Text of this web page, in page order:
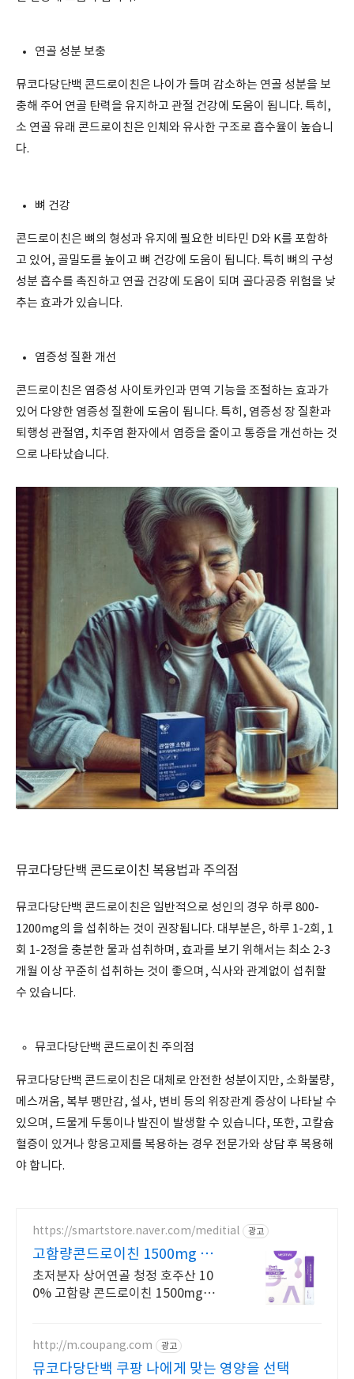
연골 성분 보충
뮤코다당단백 콘드로이친은 나이가 들며 감소하는 연골 성분을 보
충해 주어 연골 탄력을 유지하고 관절 건강에 도움이 됩니다. 특히,
소 연골 유래 콘드로이친은 인체와 유사한 구조로 흡수율이 높습니
다.
뼈 건강
콘드로이친은 뼈의 형성과 유지에 필요한 비타민 D와 K를 포함하
고 있어, 골밀도를 높이고 뼈 건강에 도움이 됩니다. 특히 뼈의 구성
성분 흡수를 촉진하고 연골 건강에 도움이 되며 골다공증 위험을 낮
추는 효과가 있습니다.
염증성 질환 개선
콘드로이친은 염증성 사이토카인과 면역 기능을 조절하는 효과가
있어 다양한 염증성 질환에 도움이 됩니다. 특히, 염증성 장 질환과
퇴행성 관절염, 치주염 환자에서 염증을 줄이고 통증을 개선하는 것
으로 나타났습니다.
뮤코다당단백 콘드로이친 복용법과 주의점
뮤코다당단백 콘드로이친은 일반적으로 성인의 경우 하루 800-
1200mg의 을 섭취하는 것이 권장됩니다. 대부분은, 하루 1-2회, 1
회 1-2정을 충분한 물과 섭취하며, 효과를 보기 위해서는 최소 2-3
개월 이상 꾸준히 섭취하는 것이 좋으며, 식사와 관계없이 섭취할
수 있습니다.
뮤코다당단백 콘드로이친 주의점
뮤코다당단백 콘드로이친은 대체로 안전한 성분이지만, 소화불량,
메스꺼움, 복부 팽만감, 설사, 변비 등의 위장관계 증상이 나타날 수
있으며, 드물게 두통이나 발진이 발생할 수 있습니다, 또한, 고칼슘
혈증이 있거나 항응고제를 복용하는 경우 전문가와 상담 후 복용해
야 합니다.
https://smartstore.naver.com/meditial 광고
고함량콘드로이친 1500mg 편안
한 목넘김, 식물첨가물X
초저분자 상어연골 청정 호주산 10
0% 고함량 콘드로이친 1500mg으로
http://m.coupang.com 광고
뮤코다당단백 쿠팡 나에게 맞는 영양을 선택